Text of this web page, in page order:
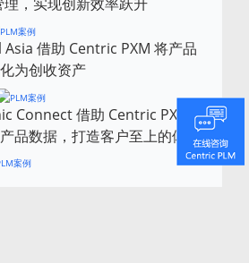
Asia 借助 Centric PXM 将产品
为创收资产
Connect 借助 Centric PXM
品数据，打造客户至上的体验